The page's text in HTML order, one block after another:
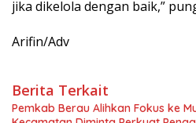
jika dikelola dengan baik,”
Arifin/Adv
Berita Terkait
Pemkab Berau Alihkan Fokus ke